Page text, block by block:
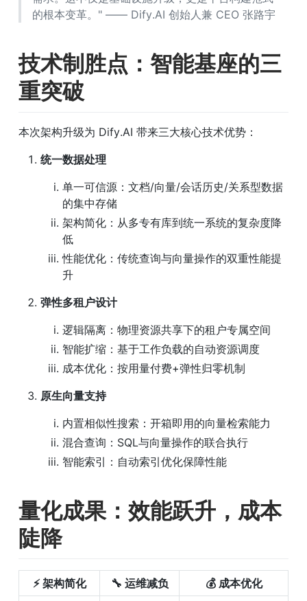
的根本变革。" —— Dify.AI 创始人兼 CEO 张路宇
技术制胜点：智能基座的三
重突破
本次架构升级为 Dify.AI 带来三大核心技术优势：
统一数据处理
单一可信源：文档/向量/会话历史/关系型数据
的集中存储
架构简化：从多专有库到统一系统的复杂度降
低
性能优化：传统查询与向量操作的双重性能提
升
弹性多租户设计
逻辑隔离：物理资源共享下的租户专属空间
智能扩缩：基于工作负载的自动资源调度
成本优化：按用量付费+弹性归零机制
原生向量支持
内置相似性搜索：开箱即用的向量检索能力
混合查询：SQL与向量操作的联合执行
智能索引：自动索引优化保障性能
量化成果：效能跃升，成本
陡降
⚡️ 架构简化 🔧 运维减负
💰 成本优化